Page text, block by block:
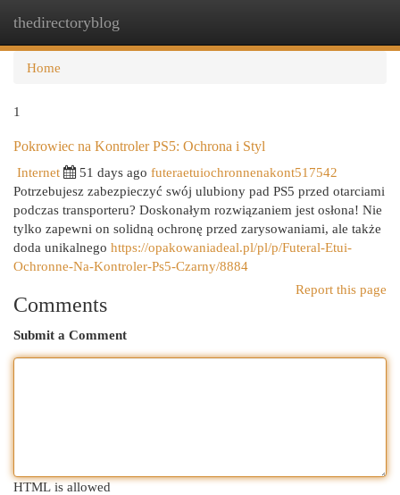
thedirectoryblog
Home
1
Pokrowiec na Kontroler PS5: Ochrona i Styl
Internet
51 days ago futeraetuiochronnenakont517542
Potrzebujesz zabezpieczyć swój ulubiony pad PS5 przed otarciami
podczas transporteru? Doskonałym rozwiązaniem jest osłona! Nie
tylko zapewni on solidną ochronę przed zarysowaniami, ale także
doda unikalnego https://opakowaniadeal.pl/pl/p/Futeral-Etui-
Ochronne-Na-Kontroler-Ps5-Czarny/8884
Report this page
Comments
Submit a Comment
HTML is allowed